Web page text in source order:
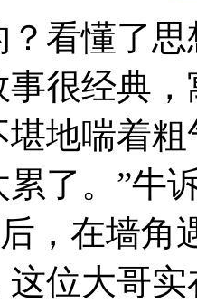
看懂了
很经典
地喘着
了。”牛
，在墙角
这位大哥